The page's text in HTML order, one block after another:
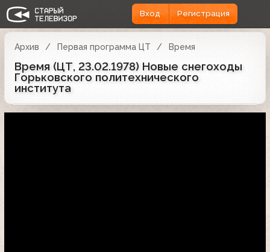
Вход Регистрация
Архив Первая программа ЦТ Время
Время (ЦТ, 23.02.1978) Новые снегоходы
Горьковского политехнического
института